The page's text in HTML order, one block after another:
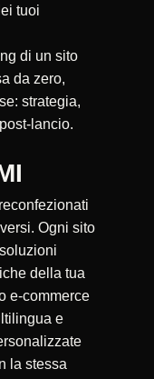
tuoi
di un sito
da zero,
strategia,
lancio.
Ogni sito
della tua
e-commerce
e
la stessa